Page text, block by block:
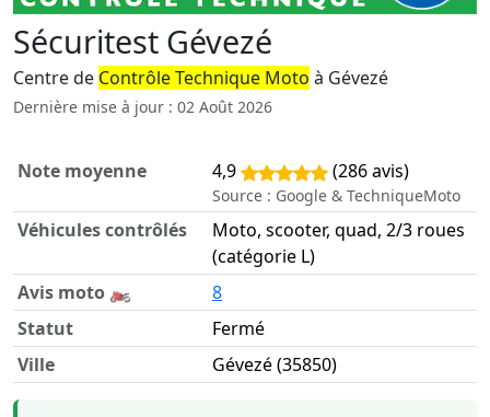
Sécuritest Gévezé
Centre de Contrôle Technique Moto à Gévezé
Dernière mise à jour : 02 Août 2026
Informations clés sur Sécuritest Gévezé
Note moyenne 4,9 (286 avis)
Source : Google & TechniqueMoto
Véhicules contrôlés
Moto, scooter, quad, 2/3 roues
(catégorie L)
Avis moto 🏍️
8
Statut
Fermé
Ville
Gévezé (35850)